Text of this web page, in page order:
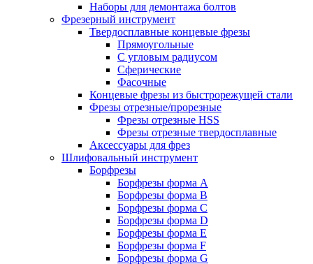
Наборы для демонтажа болтов
Фрезерный инструмент
Твердосплавные концевые фрезы
Прямоугольные
С угловым радиусом
Сферические
Фасочные
Концевые фрезы из быстрорежущей стали
Фрезы отрезные/прорезные
Фрезы отрезные HSS
Фрезы отрезные твердосплавные
Аксессуары для фрез
Шлифовальный инструмент
Борфрезы
Борфрезы форма A
Борфрезы форма B
Борфрезы форма C
Борфрезы форма D
Борфрезы форма E
Борфрезы форма F
Борфрезы форма G